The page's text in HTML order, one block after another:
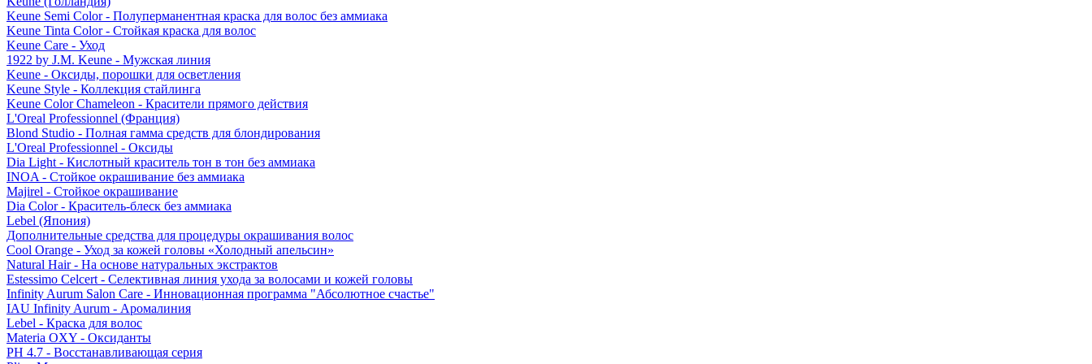
Keune Semi Color - Полуперманентная краска для волос без аммиака
Keune Tinta Color - Стойкая краска для волос
Keune Care - Уход
1922 by J.M. Keune - Мужская линия
Keune - Оксиды, порошки для осветления
Keune Style - Коллекция стайлинга
Keune Color Chameleon - Красители прямого действия
L'Oreal Professionnel (Франция)
Blond Studio - Полная гамма средств для блондирования
L'Oreal Professionnel - Оксиды
Dia Light - Кислотный краситель тон в тон без аммиака
INOA - Стойкое окрашивание без аммиака
Majirel - Стойкое окрашивание
Dia Color - Краситель-блеск без аммиака
Lebel (Япония)
Дополнительные средства для процедуры окрашивания волос
Cool Orange - Уход за кожей головы «Холодный апельсин»
Natural Hair - На основе натуральных экстрактов
Estessimo Celcert - Селективная линия ухода за волосами и кожей головы
Infinity Aurum Salon Care - Инновационная программа "Абсолютное счастье"
IAU Infinity Aurum - Аромалиния
Lebel - Краска для волос
Materia OXY - Оксиданты
PH 4.7 - Восстанавливающая серия